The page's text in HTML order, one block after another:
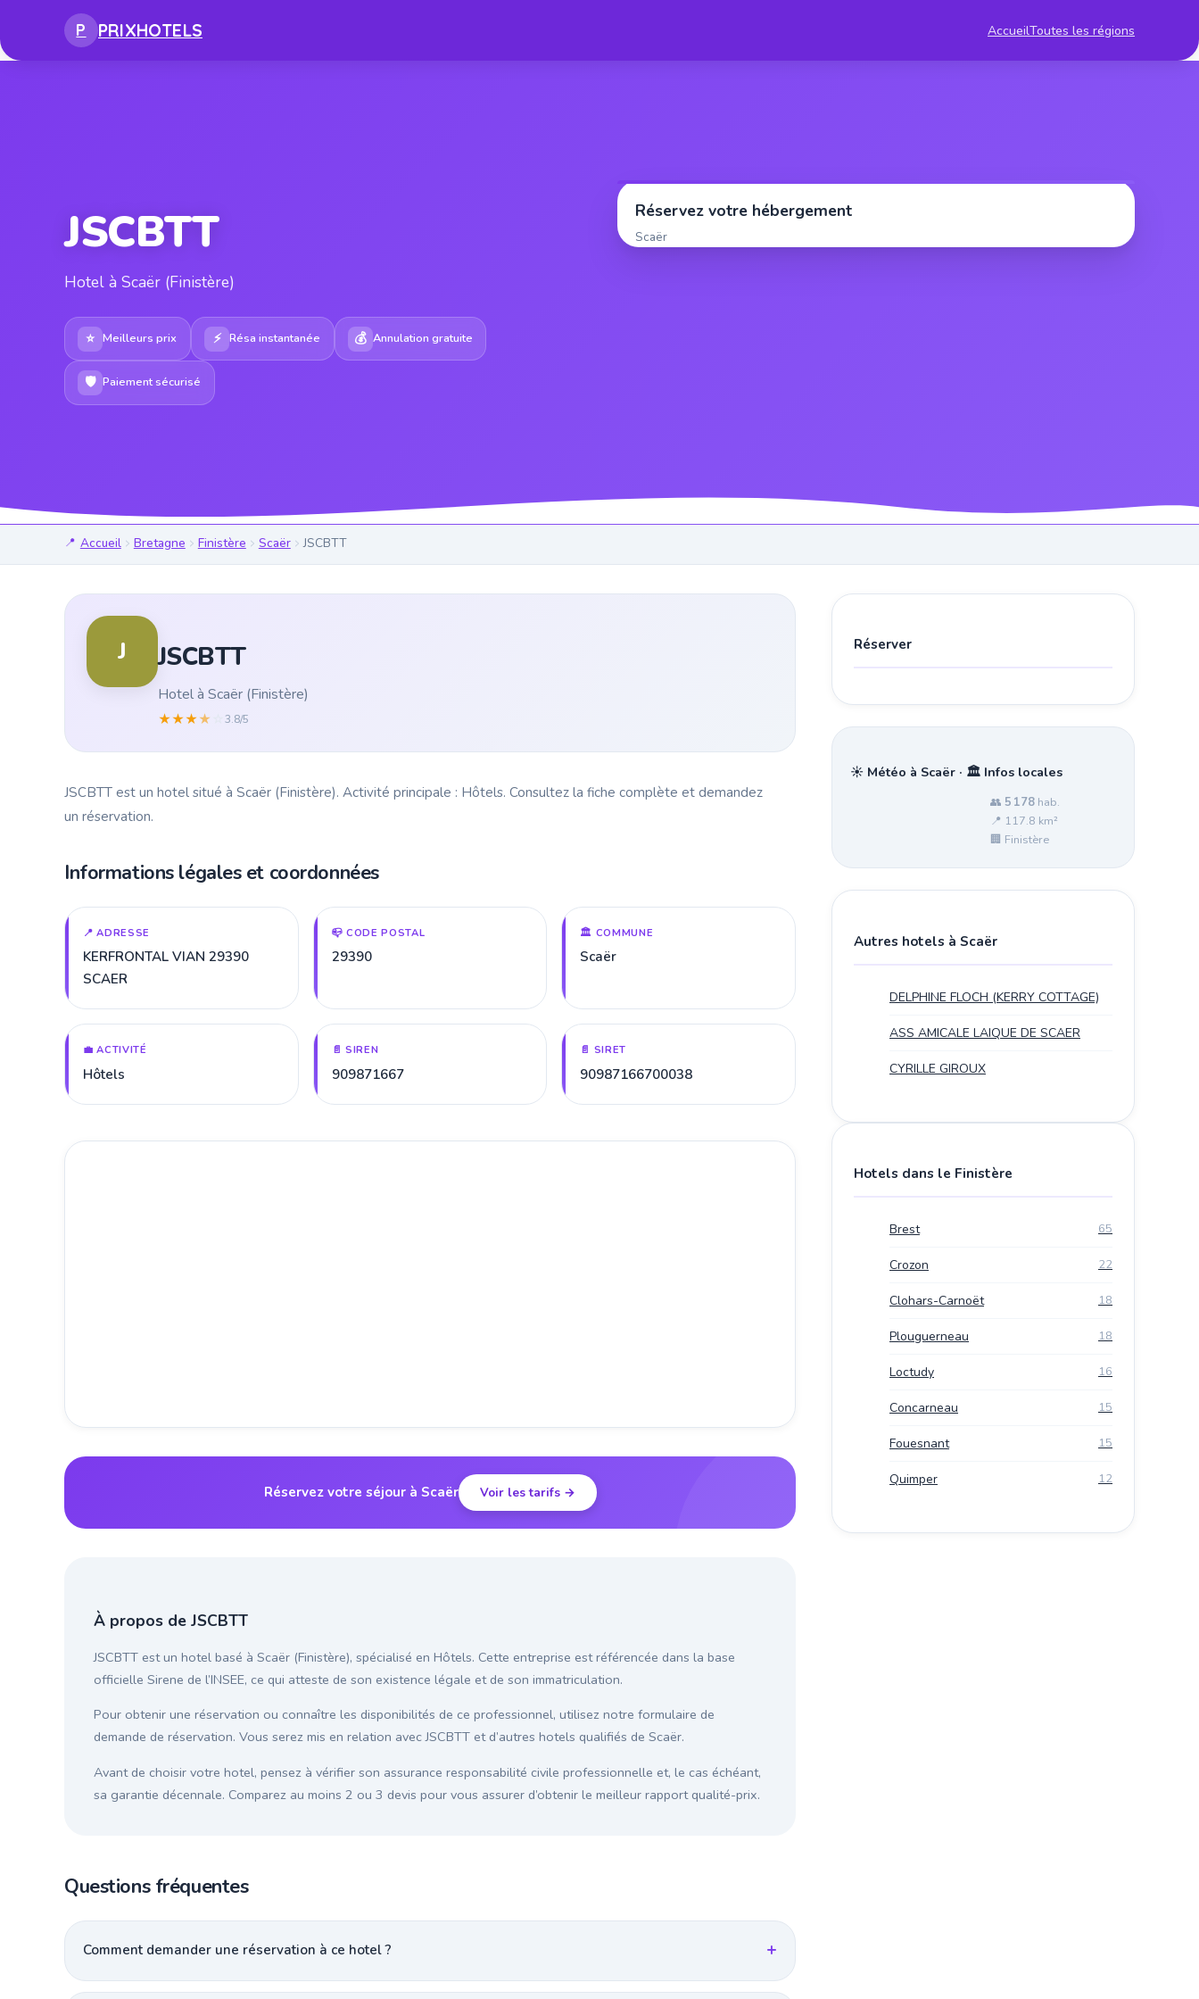
P PRIXHOTELS AccueilToutes les régions
JSCBTT
Hotel à Scaër (Finistère)
⭐ Meilleurs prix ⚡ Résa instantanée 💰 Annulation gratuite
🛡 Paiement sécurisé
Réservez votre hébergement
Scaër
Accueil Bretagne Finistère Scaër JSCBTT
J JSCBTT
Hotel à Scaër (Finistère)
★★★★ 3.8/5
JSCBTT est un hotel situé à Scaër (Finistère). Activité principale : Hôtels. Consultez la fiche complète et demandez
un réservation.
Informations légales et coordonnées
📍 ADRESSE
KERFRONTAL VIAN 29390
SCAER
📪 CODE POSTAL
29390
🏛️ COMMUNE
Scaër
💼 ACTIVITÉ
Hôtels
📄 SIREN
909871667
📄 SIRET
90987166700038
Réservez votre séjour à Scaër Voir les tarifs →
À propos de JSCBTT
JSCBTT est un hotel basé à Scaër (Finistère), spécialisé en Hôtels. Cette entreprise est référencée dans la base
officielle Sirene de l’INSEE, ce qui atteste de son existence légale et de son immatriculation.
Pour obtenir une réservation ou connaître les disponibilités de ce professionnel, utilisez notre formulaire de
demande de réservation. Vous serez mis en relation avec JSCBTT et d’autres hotels qualifiés de Scaër.
Avant de choisir votre hotel, pensez à vérifier son assurance responsabilité civile professionnelle et, le cas échéant,
sa garantie décennale. Comparez au moins 2 ou 3 devis pour vous assurer d’obtenir le meilleur rapport qualité-prix.
Questions fréquentes
Comment demander une réservation à ce hotel ?
Réserver
☀️ Météo à Scaër · 🏛️ Infos locales
👥 5 178 hab.
📍 117.8 km²
🏢 Finistère
Autres hotels à Scaër
DELPHINE FLOCH (KERRY COTTAGE)
ASS AMICALE LAIQUE DE SCAER
CYRILLE GIROUX
Hotels dans le Finistère
Brest 65
Crozon 22
Clohars-Carnoët 18
Plouguerneau 18
Loctudy 16
Concarneau 15
Fouesnant 15
Quimper 12